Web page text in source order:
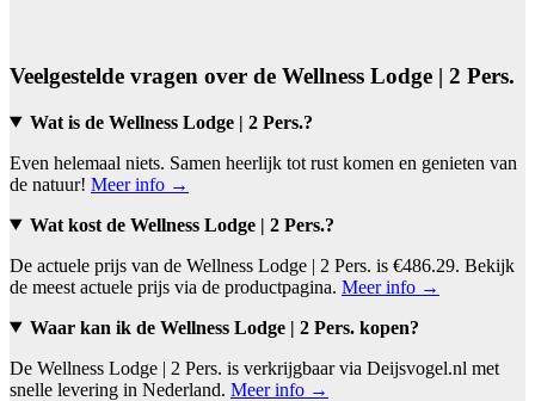
Veelgestelde vragen over de Wellness Lodge | 2 Pers.
Wat is de Wellness Lodge | 2 Pers.?
Even helemaal niets. Samen heerlijk tot rust komen en genieten van
de natuur! Meer info →
Wat kost de Wellness Lodge | 2 Pers.?
De actuele prijs van de Wellness Lodge | 2 Pers. is €486.29. Bekijk
de meest actuele prijs via de productpagina. Meer info →
Waar kan ik de Wellness Lodge | 2 Pers. kopen?
De Wellness Lodge | 2 Pers. is verkrijgbaar via Deijsvogel.nl met
snelle levering in Nederland. Meer info →